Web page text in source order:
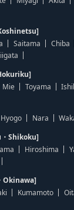
Saitama Chiba
Mie Toyama
Hyogo Nara
Shikoku]
Hiroshima
Okinawa]
Kumamoto